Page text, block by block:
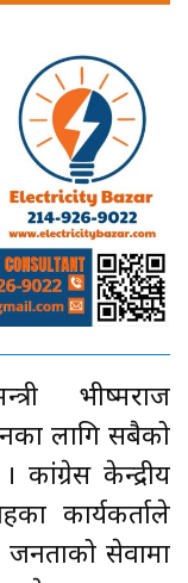
भीष्मराज
लागि सबैको
केन्द्रीय
कार्यकर्ताले
जनताको सेवामा